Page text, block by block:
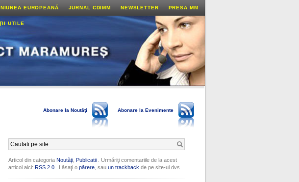
EUROPEANĂ JURNAL CDIMM NEWSLETTER PRESA MM
UTILE
Abonare la Noutăţi Abonare la Evenimente
Articol din categoriaNoutăţi ,Publicatii . Urmăriţi comentariile de la acest
articol aici:RSS 2.0 . Lăsaţi opărere , sauun trackbackde pe site-ul dvs.